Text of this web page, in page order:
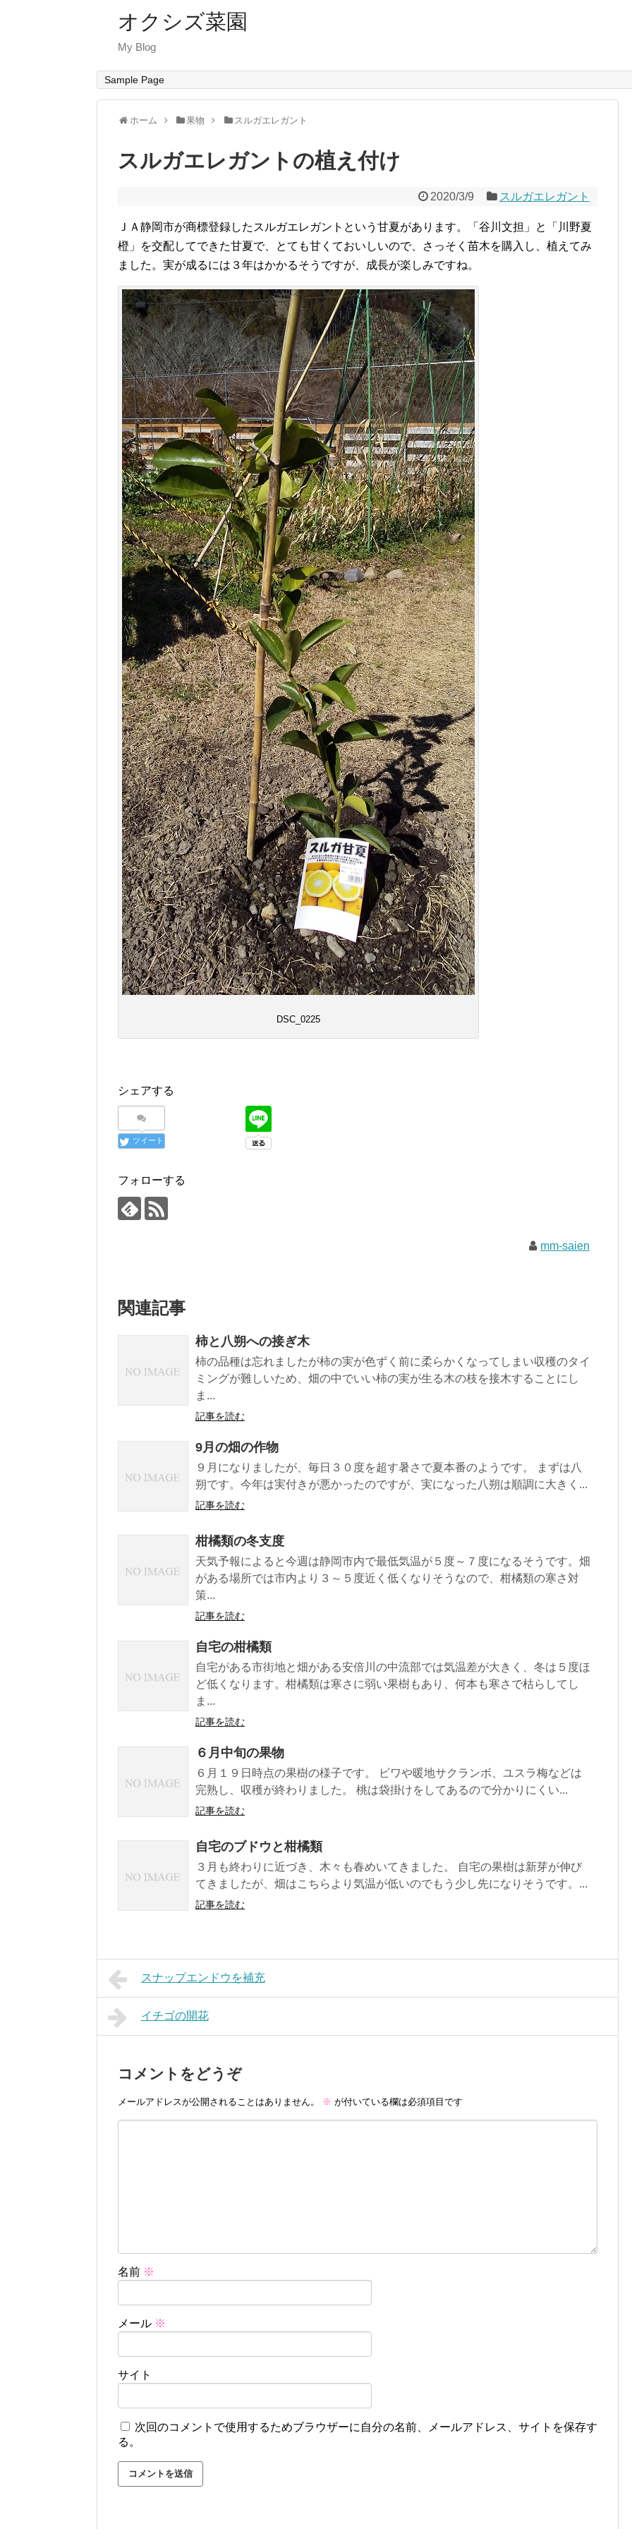
オクシズ菜園
My Blog
Sample Page
ホーム 果物 スルガエレガント
スルガエレガントの植え付け
2020/3/9 スルガエレガント
ＪＡ静岡市が商標登録したスルガエレガントという甘夏があります。「谷川文担」と「川野夏
橙」を交配してできた甘夏で、とても甘くておいしいので、さっそく苗木を購入し、植えてみ
ました。実が成るには３年はかかるそうですが、成長が楽しみですね。
DSC_0225
シェアする
ツイート
フォローする
mm-saien
関連記事
柿と八朔への接ぎ木
柿の品種は忘れましたが柿の実が色ずく前に柔らかくなってしまい収穫のタイ
ミングが難しいため、畑の中でいい柿の実が生る木の枝を接木することにし
ま...
記事を読む
9月の畑の作物
９月になりましたが、毎日３０度を超す暑さで夏本番のようです。 まずは八
朔です。今年は実付きが悪かったのですが、実になった八朔は順調に大きく...
記事を読む
柑橘類の冬支度
天気予報によると今週は静岡市内で最低気温が５度～７度になるそうです。畑
がある場所では市内より３～５度近く低くなりそうなので、柑橘類の寒さ対
策...
記事を読む
自宅の柑橘類
自宅がある市街地と畑がある安倍川の中流部では気温差が大きく、冬は５度ほ
ど低くなります。柑橘類は寒さに弱い果樹もあり、何本も寒さで枯らしてし
ま...
記事を読む
６月中旬の果物
６月１９日時点の果樹の様子です。 ビワや暖地サクランボ、ユスラ梅などは
完熟し、収穫が終わりました。 桃は袋掛けをしてあるので分かりにくい...
記事を読む
自宅のブドウと柑橘類
３月も終わりに近づき、木々も春めいてきました。 自宅の果樹は新芽が伸び
てきましたが、畑はこちらより気温が低いのでもう少し先になりそうです。...
記事を読む
スナップエンドウを補充
イチゴの開花
コメントをどうぞ
メールアドレスが公開されることはありません。 ※ が付いている欄は必須項目です
名前 ※
メール ※
サイト
次回のコメントで使用するためブラウザーに自分の名前、メールアドレス、サイトを保存す
る。